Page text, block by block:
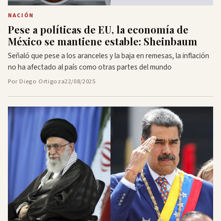
NACIÓN
Pese a políticas de EU, la economía de
México se mantiene estable: Sheinbaum
Señaló que pese a los aranceles y la baja en remesas, la inflación
no ha afectado al país como otras partes del mundo
Por Diego Ortigoza22/08/2025